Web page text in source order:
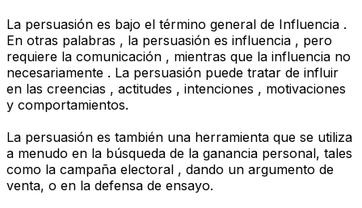
La persuasión es bajo el término general de Influencia .
En otras palabras , la persuasión es influencia , pero
requiere la comunicación , mientras que la influencia no
necesariamente . La persuasión puede tratar de influir
en las creencias , actitudes , intenciones , motivaciones
y comportamientos.
La persuasión es también una herramienta que se utiliza
a menudo en la búsqueda de la ganancia personal, tales
como la campaña electoral , dando un argumento de
venta, o en la defensa de ensayo.